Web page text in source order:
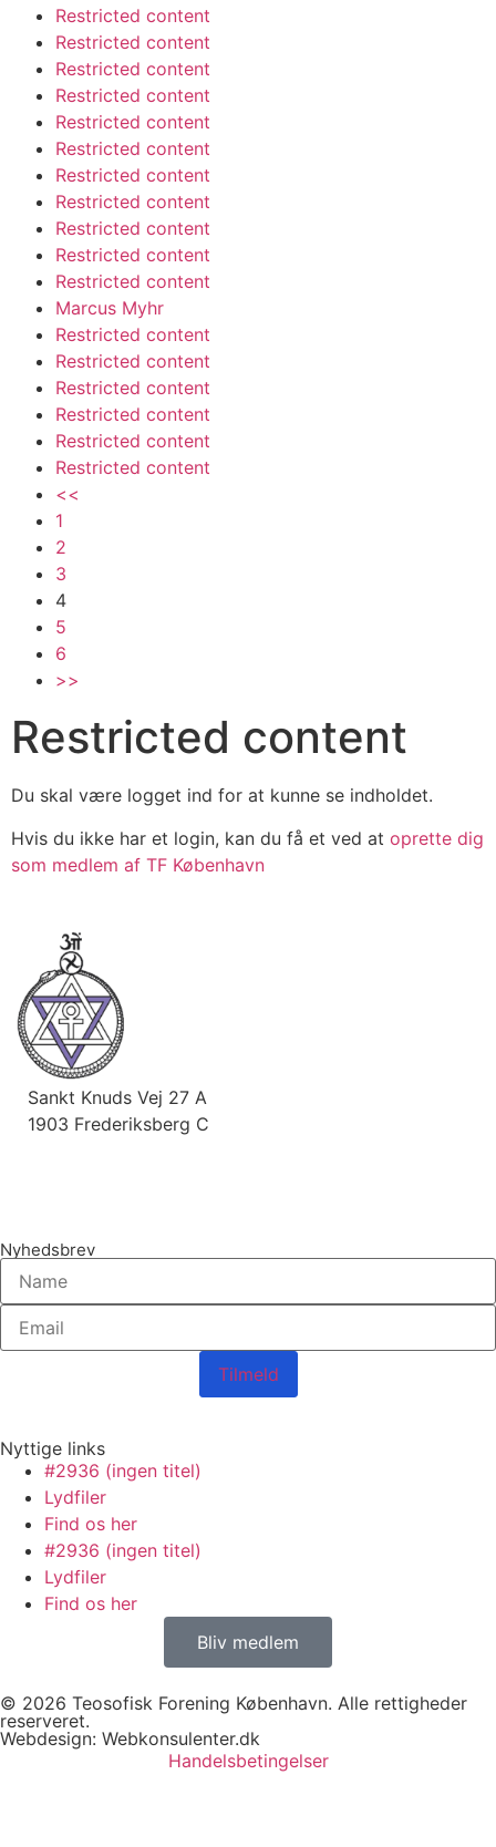
Restricted content
Restricted content
Restricted content
Restricted content
Restricted content
Restricted content
Restricted content
Restricted content
Restricted content
Restricted content
Restricted content
Marcus Myhr
Restricted content
Restricted content
Restricted content
Restricted content
Restricted content
Restricted content
<<
1
2
3
4
5
6
>>
Restricted content
Du skal være logget ind for at kunne se indholdet.
Hvis du ikke har et login, kan du få et ved at oprette dig
som medlem af TF København
Sankt Knuds Vej 27 A
1903 Frederiksberg C
Nyhedsbrev
Tilmeld
Nyttige links
#2936 (ingen titel)
Lydfiler
Find os her
#2936 (ingen titel)
Lydfiler
Find os her
Bliv medlem
© 2026 Teosofisk Forening København. Alle rettigheder
reserveret.
Webdesign: Webkonsulenter.dk
Handelsbetingelser